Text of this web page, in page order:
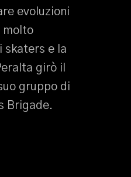
evoluzioni
molto
skaters e la
girò il
gruppo di
Brigade.